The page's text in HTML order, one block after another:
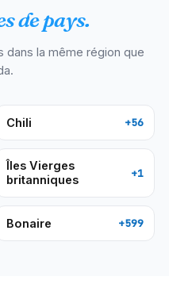
de pays.
dans la même région que
.
Chili +56
Îles Vierges
britanniques
+1
Bonaire +599